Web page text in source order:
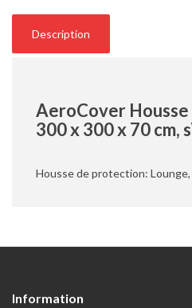
Description
AeroCover
300 x 300 x 70 cm,
Housse de protection:
Information